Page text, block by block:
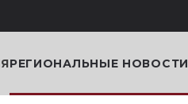
РЕГИОНАЛЬНЫЕ НОВОСТИ